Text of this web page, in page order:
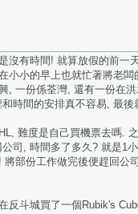
沒有時間! 就算放假的前一
小小的早上也就忙著將老
, 一份係荃灣, 還有一份在
時間的安排真不容易, 最後
難度是自己買機票去嗎.
司, 時間多了多久? 就是1
部份工作做完後便趕回公
反斗城買了一個Rubik's